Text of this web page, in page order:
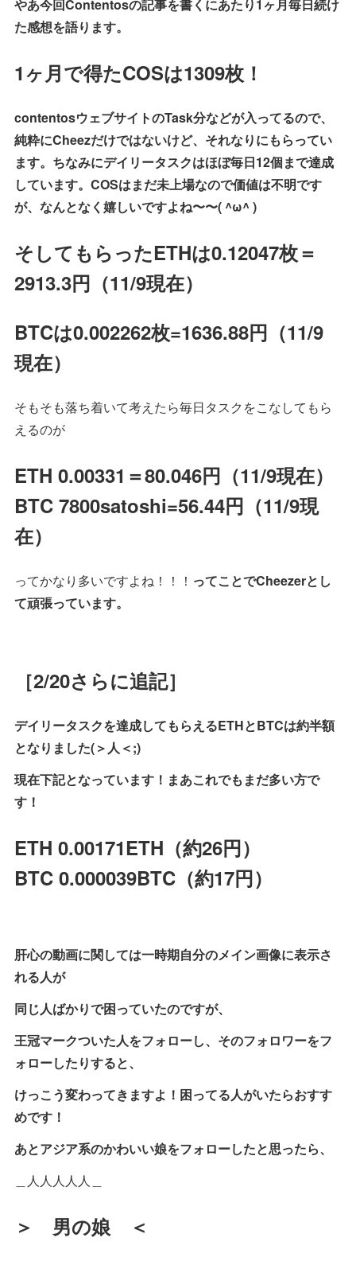
やあ今回Contentosの記事を書くにあたり1ヶ月毎日続け
た感想を語ります。
1ヶ月で得たCOSは1309枚！
contentosウェブサイトのTask分などが入ってるので、
純粋にCheezだけではないけど、それなりにもらってい
ます。ちなみにデイリータスクはほぼ毎日12個まで達成
しています。 COSはまだ未上場なので価値は不明です
が、なんとなく嬉しいですよね〜〜( ^ω^ )
そしてもらったETHは0.12047枚＝
2913.3円（11/9現在）
BTCは0.002262枚=1636.88円（11/9
現在）
そもそも落ち着いて考えたら毎日タスクをこなしてもら
えるのが
ETH 0.00331＝80.046円（11/9現在）
BTC 7800satoshi=56.44円（11/9現
在）
ってかなり多いですよね！！！ ってことでCheezerとし
て頑張っています。
［2/20さらに追記］
デイリータスクを達成してもらえるETHとBTCは約半額
となりました(＞人＜;)
現在下記となっています！まあこれでもまだ多い方で
す！
ETH 0.00171ETH（約26円）
BTC 0.000039BTC（約17円）
肝心の動画に関しては一時期自分のメイン画像に表示さ
れる人が
同じ人ばかりで困っていたのですが、
王冠マークついた人をフォローし、そのフォロワーをフ
ォローしたりすると、
けっこう変わってきますよ！困ってる人がいたらおすす
めです！
あとアジア系のかわいい娘をフォローしたと思ったら、
＿人人人人人＿
＞ 男の娘 ＜